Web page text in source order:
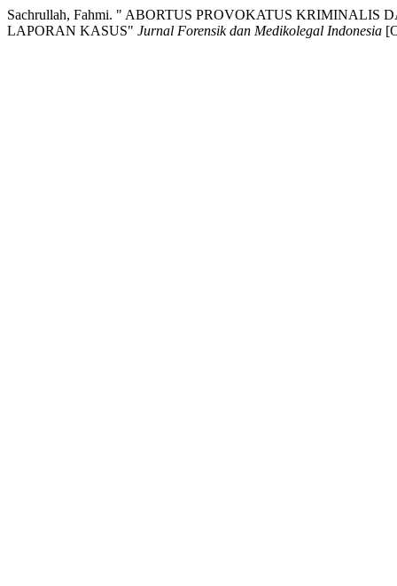
Sachrullah, Fahmi. " ABORTUS PROVOKATUS
LAPORAN KASUS" Jurnal Forensik dan Medikolegal Indonesia